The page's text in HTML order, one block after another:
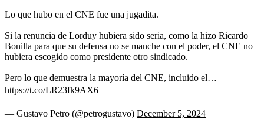
Lo que hubo en el CNE fue una jugadita.
Si la renuncia de Lorduy hubiera sido seria, como la hizo Ricardo
Bonilla para que su defensa no se manche con el poder, el CNE no
hubiera escogido como presidente otro sindicado.
Pero lo que demuestra la mayoría del CNE, incluido el…
https://t.co/LR23fk9AX6
— Gustavo Petro (@petrogustavo) December 5, 2024